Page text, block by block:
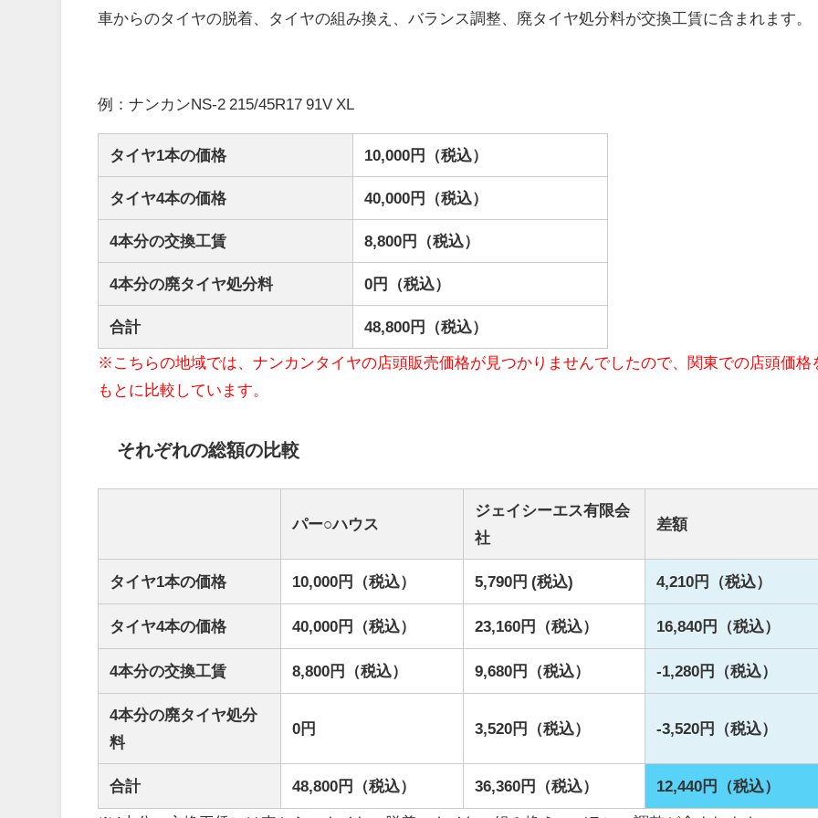
車からのタイヤの脱着、タイヤの組み換え、バランス調整、廃タイヤ処分料が交換工賃に含まれます。
例：ナンカンNS-2 215/45R17 91V XL
タイヤ1本の価格 10,000円（税込）
タイヤ4本の価格 40,000円（税込）
4本分の交換工賃 8,800円（税込）
4本分の廃タイヤ処分料 0円（税込）
合計 48,800円（税込）
※こちらの地域では、ナンカンタイヤの店頭販売価格が見つかりませんでしたので、関東での店頭価格
もとに比較しています。
それぞれの総額の比較
パー○ハウス
ジェイシーエス有限会
社
差額
タイヤ1本の価格 10,000円（税込） 5,790円 (税込) 4,210円（税込）
タイヤ4本の価格 40,000円（税込） 23,160円（税込） 16,840円（税込）
4本分の交換工賃 8,800円（税込） 9,680円（税込） -1,280円（税込）
4本分の廃タイヤ処分
料
0円 3,520円（税込） -3,520円（税込）
合計 48,800円（税込） 36,360円（税込） 12,440円（税込）